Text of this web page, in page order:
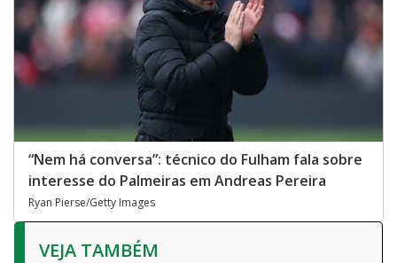
“Nem há conversa”: técnico do Fulham fala sobre
interesse do Palmeiras em Andreas Pereira
Ryan Pierse/Getty Images
VEJA TAMBÉM